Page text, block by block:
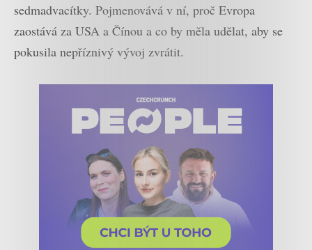
sedmadvacítky. Pojmenovává v ní, proč Evropa
zaostává za USA a Čínou a co by měla udělat, aby se
pokusila nepříznivý vývoj zvrátit.